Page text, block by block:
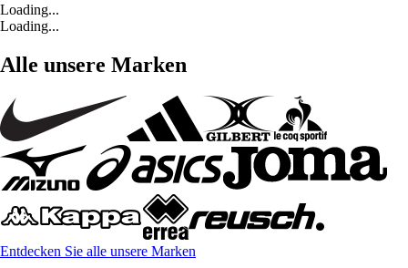
Loading...
Loading...
Alle unsere Marken
Entdecken Sie alle unsere Marken